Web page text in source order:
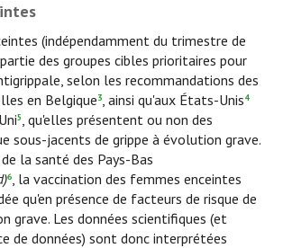
(indépendamment du trimestre de
des groupes cibles prioritaires pour
selon les recommandations des
en Belgique3, ainsi qu'aux États-Unis4
5, qu'elles présentent ou non des
sous-jacents de grippe à évolution grave.
la santé des Pays-Bas
6, la vaccination des femmes enceintes
qu'en présence de facteurs de risque de
grave. Les données scientifiques (et
de données) sont donc interprétées